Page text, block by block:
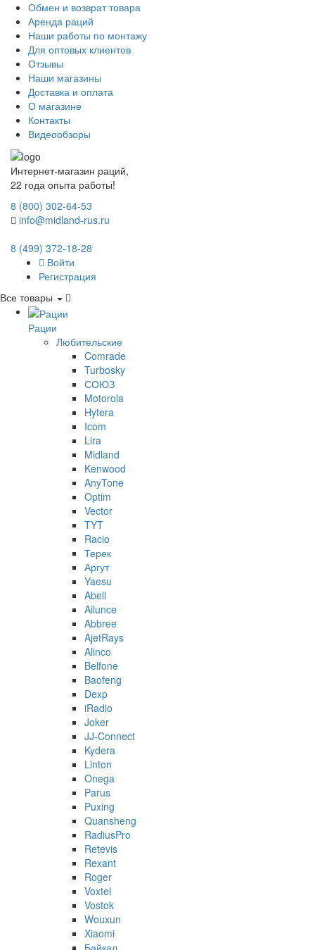
Обмен и возврат товара
Аренда раций
Наши работы по монтажу
Для оптовых клиентов
Отзывы
Наши магазины
Доставка и оплата
О магазине
Контакты
Видеообзоры
Интернет-магазин раций,
22 года опыта работы!
8 (800) 302-64-53
info@midland-rus.ru
8 (499) 372-18-28
Войти
Регистрация
Все товары
Рации
Любительские
Comrade
Turbosky
СОЮЗ
Motorola
Hytera
Icom
Lira
Midland
Kenwood
AnyTone
Optim
Vector
TYT
Racio
Терек
Аргут
Yaesu
Abell
Ailunce
Abbree
AjetRays
Alinco
Belfone
Baofeng
Dexp
iRadio
Joker
JJ-Connect
Kydera
Linton
Onega
Parus
Puxing
Quansheng
RadiusPro
Retevis
Rexant
Roger
Voxtel
Vostok
Wouxun
Xiaomi
Байкал